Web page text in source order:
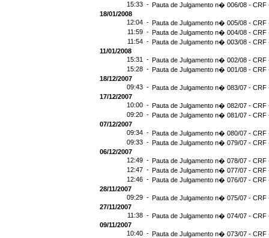
15:33 - Pauta de Julgamento n� 006/08 - CRF
18/01/2008
12:04 - Pauta de Julgamento n� 005/08 - CRF
11:59 - Pauta de Julgamento n� 004/08 - CRF
11:54 - Pauta de Julgamento n� 003/08 - CRF
11/01/2008
15:31 - Pauta de Julgamento n� 002/08 - CRF
15:28 - Pauta de Julgamento n� 001/08 - CRF
18/12/2007
09:43 - Pauta de Julgamento n� 083/07 - CRF
17/12/2007
10:00 - Pauta de Julgamento n� 082/07 - CRF
09:20 - Pauta de Julgamento n� 081/07 - CRF
07/12/2007
09:34 - Pauta de Julgamento n� 080/07 - CRF
09:33 - Pauta de Julgamento n� 079/07 - CRF
06/12/2007
12:49 - Pauta de Julgamento n� 078/07 - CRF
12:47 - Pauta de Julgamento n� 077/07 - CRF
12:46 - Pauta de Julgamento n� 076/07 - CRF
28/11/2007
09:29 - Pauta de Julgamento n� 075/07 - CRF
27/11/2007
11:38 - Pauta de Julgamento n� 074/07 - CRF
09/11/2007
10:40 - Pauta de Julgamento n� 073/07 - CRF